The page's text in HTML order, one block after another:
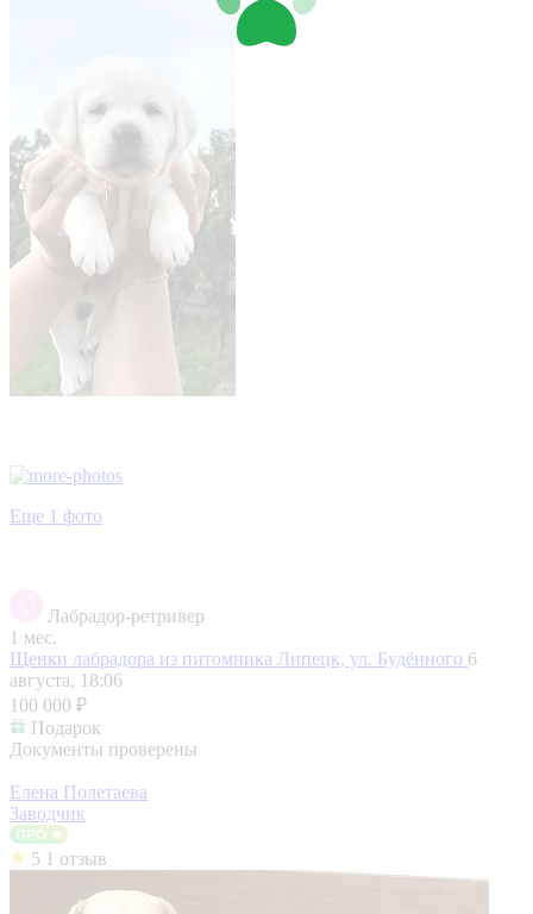
Еще 1 фото
Лабрадор-ретривер
1 мес.
Щенки лабрадора из питомника Липецк, ул. Будённого 6
августа, 18:06
100 000 ₽
Подарок
Документы проверены
Елена Полетаева
Заводчик
5 1 отзыв